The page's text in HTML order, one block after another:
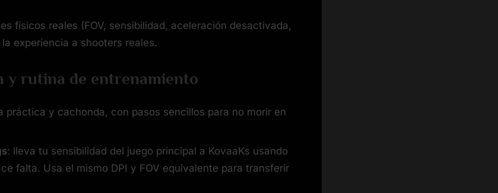
físicos reales (FOV, sensibilidad, aceleración desactivada,
experiencia a shooters reales.
y rutina de entrenamiento
práctica y cachonda, con pasos sencillos para no morir en
: lleva tu sensibilidad del juego principal a KovaaKs usando
falta. Usa el mismo DPI y FOV equivalente para transferir